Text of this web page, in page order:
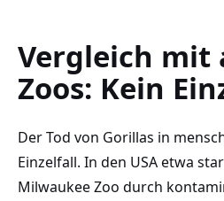
Vergleich mit
Zoos: Kein
Der Tod von Gorillas in
Einzelfall. In den USA etwa
Milwaukee Zoo durch